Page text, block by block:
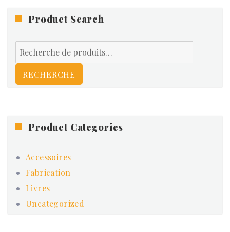
Product Search
Recherche
pour :
RECHERCHE
Product Categories
Accessoires
Fabrication
Livres
Uncategorized